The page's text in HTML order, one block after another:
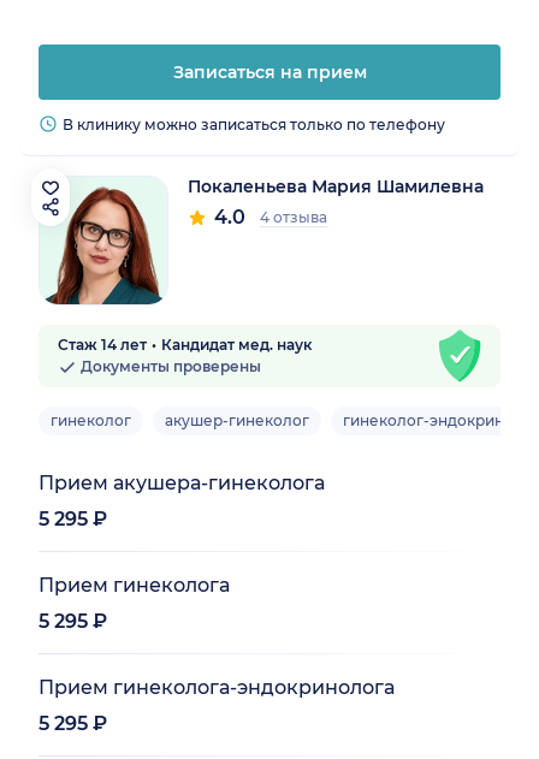
Записаться на прием
В клинику можно записаться только по телефону
Покаленьева Мария Шамилевна
4.0 4 отзыва
Стаж 14 лет
Кандидат мед. наук
Документы проверены
гинеколог акушер-гинеколог гинеколог-эндокринолог
Прием акушера-гинеколога
5 295 ₽
Прием гинеколога
5 295 ₽
Прием гинеколога-эндокринолога
5 295 ₽